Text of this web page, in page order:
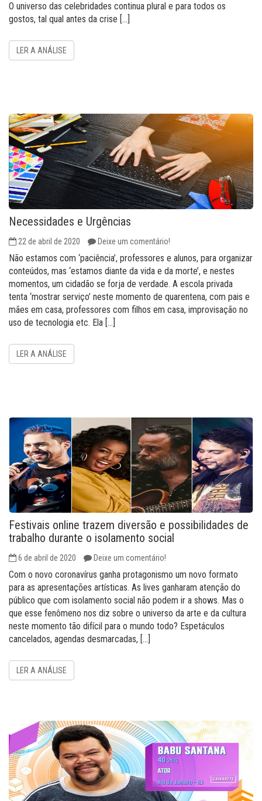
O universo das celebridades continua plural e para todos os
gostos, tal qual antes da crise […]
LER A ANÁLISE
Necessidades e Urgências
22 de abril de 2020 Deixe um comentário!
Não estamos com ‘paciência’, professores e alunos, para organizar
conteúdos, mas ‘estamos diante da vida e da morte’, e nestes
momentos, um cidadão se forja de verdade. A escola privada
tenta ‘mostrar serviço’ neste momento de quarentena, com pais e
mães em casa, professores com filhos em casa, improvisação no
uso de tecnologia etc. Ela […]
LER A ANÁLISE
Festivais online trazem diversão e possibilidades de
trabalho durante o isolamento social
6 de abril de 2020 Deixe um comentário!
Com o novo coronavírus ganha protagonismo um novo formato
para as apresentações artísticas. As lives ganharam atenção do
público que com isolamento social não podem ir a shows. Mas o
que esse fenômeno nos diz sobre o universo da arte e da cultura
neste momento tão difícil para o mundo todo? Espetáculos
cancelados, agendas desmarcadas, […]
LER A ANÁLISE